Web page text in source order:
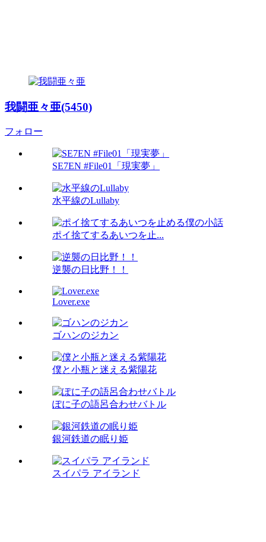
我闘亜々亜(5450)
フォロー
SE7EN #File01「現実夢」
水平線のLullaby
ポイ捨てするあいつを止...
逆襲の日比野！！
Lover.exe
ゴハンのジカン
僕と小瓶と迷える紫陽花
ぽに子の語呂合わせバトル
銀河鉄道の眠り姫
スイパラ アイランド